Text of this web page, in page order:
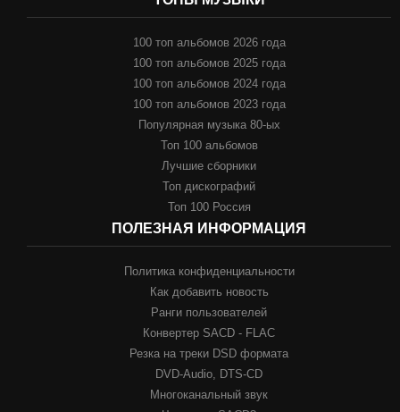
100 топ альбомов 2026 года
100 топ альбомов 2025 года
100 топ альбомов 2024 года
100 топ альбомов 2023 года
Популярная музыка 80-ых
Топ 100 альбомов
Лучшие сборники
Топ дискографий
Топ 100 Россия
ПОЛЕЗНАЯ ИНФОРМАЦИЯ
Политика конфиденциальности
Как добавить новость
Ранги пользователей
Конвертер SACD - FLAC
Резка на треки DSD формата
DVD-Audio, DTS-CD
Многоканальный звук